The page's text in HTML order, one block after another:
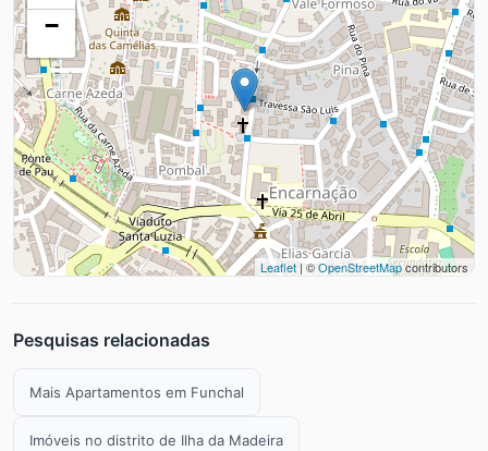
−
Leaflet| ©OpenStreetMapcontributors
Pesquisas relacionadas
Mais Apartamentos em Funchal
Imóveis no distrito de Ilha da Madeira